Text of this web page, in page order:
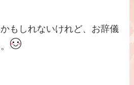
もしれないけれど、お辞儀